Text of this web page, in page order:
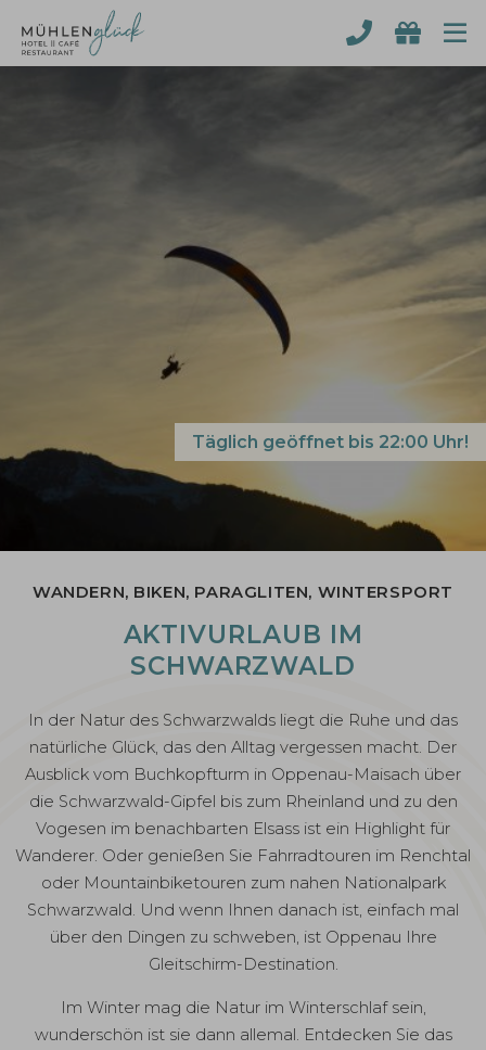
Täglich geöffnet bis 22:00 Uhr!
WANDERN, BIKEN, PARAGLITEN, WINTERSPORT
AKTIVURLAUB IM
SCHWARZWALD
In der Natur des Schwarzwalds liegt die Ruhe und das
natürliche Glück, das den Alltag vergessen macht. Der
Ausblick vom Buchkopfturm in Oppenau-Maisach über
die Schwarzwald-Gipfel bis zum Rheinland und zu den
Vogesen im benachbarten Elsass ist ein Highlight für
Wanderer. Oder genießen Sie Fahrradtouren im Renchtal
oder Mountainbiketouren zum nahen Nationalpark
Schwarzwald. Und wenn Ihnen danach ist, einfach mal
über den Dingen zu schweben, ist Oppenau Ihre
Gleitschirm-Destination.
Im Winter mag die Natur im Winterschlaf sein,
wunderschön ist sie dann allemal. Entdecken Sie das